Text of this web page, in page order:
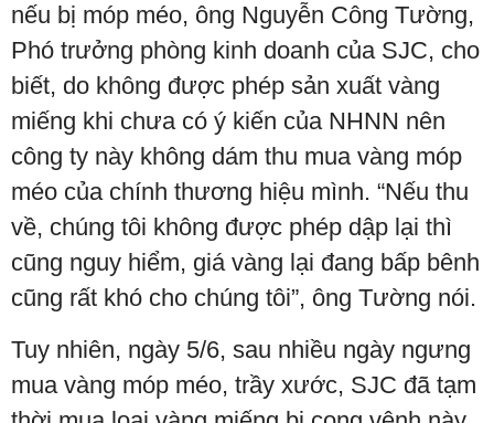
nếu bị móp méo, ông Nguyễn Công Tường,
Phó trưởng phòng kinh doanh của SJC, cho
biết, do không được phép sản xuất vàng
miếng khi chưa có ý kiến của NHNN nên
công ty này không dám thu mua vàng móp
méo của chính thương hiệu mình. “Nếu thu
về, chúng tôi không được phép dập lại thì
cũng nguy hiểm, giá vàng lại đang bấp bênh
cũng rất khó cho chúng tôi”, ông Tường nói.
Tuy nhiên, ngày 5/6, sau nhiều ngày ngưng
mua vàng móp méo, trầy xước, SJC đã tạm